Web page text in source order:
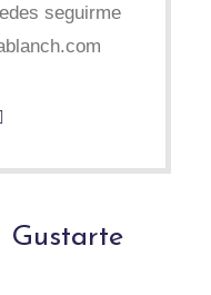
seguirme
Gustarte